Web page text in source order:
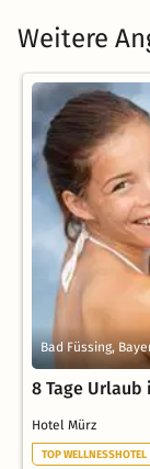
Weitere
Bad Füssing,
8 Tage
Hotel Mürz
TOP WELLNESSHOTEL